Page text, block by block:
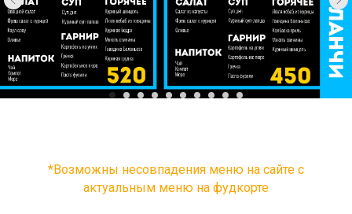
*Возможны несовпадения меню на сайте с
актуальным меню на фудкорте